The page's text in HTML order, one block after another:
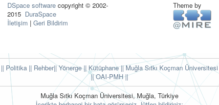
DSpace software copyright © 2002-
2015 DuraSpace
İletişim | Geri Bildirim
Theme by
|| Politika || Rehber|| Yönerge|| Kütüphane|| Muğla Sıtkı Koçman Üniversitesi
||OAI-PMH ||
Muğla Sıtkı Koçman Üniversitesi, Muğla, Türkiye